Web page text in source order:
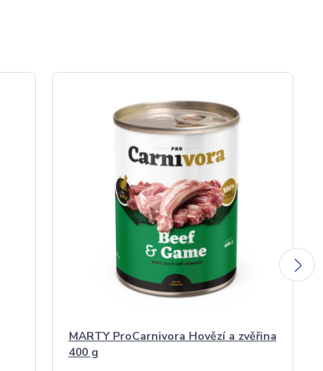
MARTY ProCarnivora Hovězí a zvěřina
400 g